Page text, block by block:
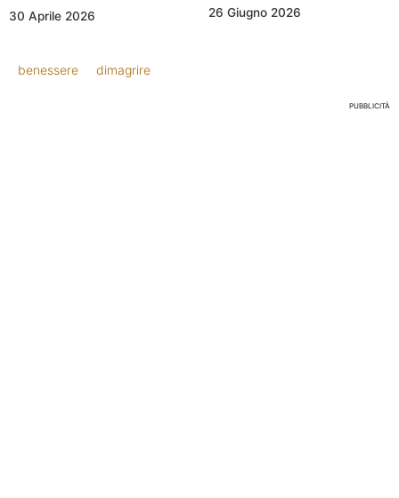
30 Aprile 2026 26 Giugno 2026
benessere dimagrire
PUBBLICITÀ